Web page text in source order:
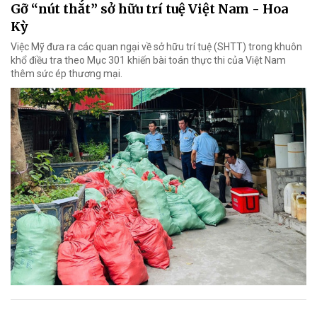
Gỡ “nút thắt” sở hữu trí tuệ Việt Nam - Hoa
Kỳ
Việc Mỹ đưa ra các quan ngại về sở hữu trí tuệ (SHTT) trong khuôn
khổ điều tra theo Mục 301 khiến bài toán thực thi của Việt Nam
thêm sức ép thương mại.